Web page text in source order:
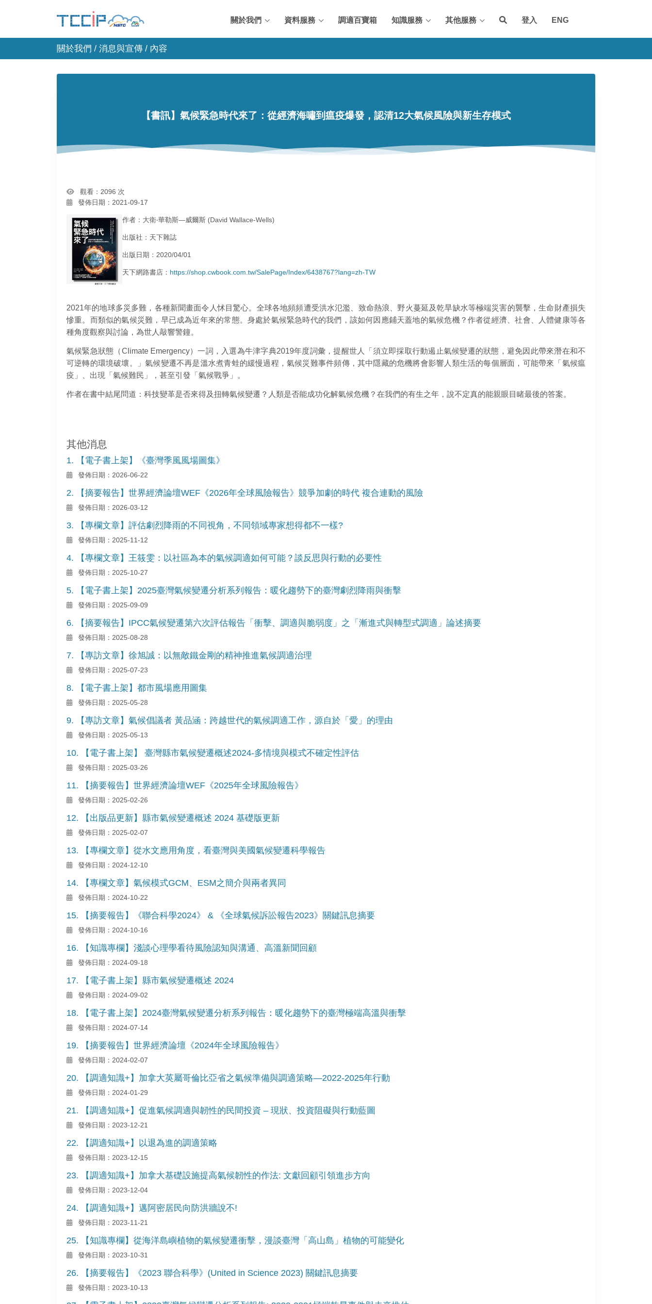
關於我們 資料服務 調適百寶箱 知識服務 其他服務 登入 ENG
關於我們 / 消息與宣傳 / 內容
【書訊】氣候緊急時代來了：從經濟海嘯到瘟疫爆發，認清12大氣候風險與新生存模式
觀看：2096 次
發佈日期：2021-09-17
作者：大衛‧華勒斯—威爾斯 (David Wallace-Wells)
出版社：天下雜誌
出版日期：2020/04/01
天下網路書店： https://shop.cwbook.com.tw/SalePage/Index/6438767?lang=zh-TW
2021年的地球多災多難，各種新聞畫面令人怵目驚心。全球各地頻頻遭受洪水氾濫、致命熱浪、野火蔓延及乾旱缺水等極端災害的襲擊，生命財產損失
慘重。而類似的氣候災難，早已成為近年來的常態。身處於氣候緊急時代的我們，該如何因應鋪天蓋地的氣候危機？作者從經濟、社會、人體健康等各
種角度觀察與討論，為世人敲響警鐘。
氣候緊急狀態（Climate Emergency）一詞，入選為牛津字典2019年度詞彙，提醒世人「須立即採取行動遏止氣候變遷的狀態，避免因此帶來潛在和不
可逆轉的環境破壞。」氣候變遷不再是溫水煮青蛙的緩慢過程，氣候災難事件頻傳，其中隱藏的危機將會影響人類生活的每個層面，可能帶來「氣候瘟
疫」、出現「氣候難民」，甚至引發「氣候戰爭」。
作者在書中結尾問道：科技變革是否來得及扭轉氣候變遷？人類是否能成功化解氣候危機？在我們的有生之年，說不定真的能親眼目睹最後的答案。
其他消息
1. 【電子書上架】《臺灣季風風場圖集》
發佈日期：2026-06-22
2. 【摘要報告】世界經濟論壇WEF《2026年全球風險報告》競爭加劇的時代 複合連動的風險
發佈日期：2026-03-12
3. 【專欄文章】評估劇烈降雨的不同視角，不同領域專家想得都不一樣?
發佈日期：2025-11-12
4. 【專欄文章】王筱雯：以社區為本的氣候調適如何可能？談反思與行動的必要性
發佈日期：2025-10-27
5. 【電子書上架】2025臺灣氣候變遷分析系列報告：暖化趨勢下的臺灣劇烈降雨與衝擊
發佈日期：2025-09-09
6. 【摘要報告】IPCC氣候變遷第六次評估報告「衝擊、調適與脆弱度」之「漸進式與轉型式調適」論述摘要
發佈日期：2025-08-28
7. 【專訪文章】徐旭誠：以無敵鐵金剛的精神推進氣候調適治理
發佈日期：2025-07-23
8. 【電子書上架】都市風場應用圖集
發佈日期：2025-05-28
9. 【專訪文章】氣候倡議者 黃品涵：跨越世代的氣候調適工作，源自於「愛」的理由
發佈日期：2025-05-13
10. 【電子書上架】 臺灣縣市氣候變遷概述2024-多情境與模式不確定性評估
發佈日期：2025-03-26
11. 【摘要報告】世界經濟論壇WEF《2025年全球風險報告》
發佈日期：2025-02-26
12. 【出版品更新】縣市氣候變遷概述 2024 基礎版更新
發佈日期：2025-02-07
13. 【專欄文章】從水文應用角度，看臺灣與美國氣候變遷科學報告
發佈日期：2024-12-10
14. 【專欄文章】氣候模式GCM、ESM之簡介與兩者異同
發佈日期：2024-10-22
15. 【摘要報告】《聯合科學2024》 & 《全球氣候訴訟報告2023》關鍵訊息摘要
發佈日期：2024-10-16
16. 【知識專欄】淺談心理學看待風險認知與溝通、高溫新聞回顧
發佈日期：2024-09-18
17. 【電子書上架】縣市氣候變遷概述 2024
發佈日期：2024-09-02
18. 【電子書上架】2024臺灣氣候變遷分析系列報告：暖化趨勢下的臺灣極端高溫與衝擊
發佈日期：2024-07-14
19. 【摘要報告】世界經濟論壇《2024年全球風險報告》
發佈日期：2024-02-07
20. 【調適知識+】加拿大英屬哥倫比亞省之氣候準備與調適策略—2022-2025年行動
發佈日期：2024-01-29
21. 【調適知識+】促進氣候調適與韌性的民間投資 – 現狀、投資阻礙與行動藍圖
發佈日期：2023-12-21
22. 【調適知識+】以退為進的調適策略
發佈日期：2023-12-15
23. 【調適知識+】加拿大基礎設施提高氣候韌性的作法: 文獻回顧引領進步方向
發佈日期：2023-12-04
24. 【調適知識+】邁阿密居民向防洪牆說不!
發佈日期：2023-11-21
25. 【知識專欄】從海洋島嶼植物的氣候變遷衝擊，漫談臺灣「高山島」植物的可能變化
發佈日期：2023-10-31
26. 【摘要報告】《2023 聯合科學》(United in Science 2023) 關鍵訊息摘要
發佈日期：2023-10-13